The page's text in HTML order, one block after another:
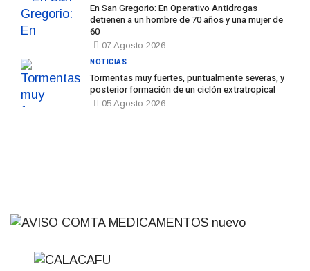
En San Gregorio: En Operativo Antidrogas
detienen a un hombre de 70 años y una mujer de
60
07 Agosto 2026
Tormentas muy fuertes, puntualmente severas, y
posterior formación de un ciclón extratropical
05 Agosto 2026
NOTICIAS